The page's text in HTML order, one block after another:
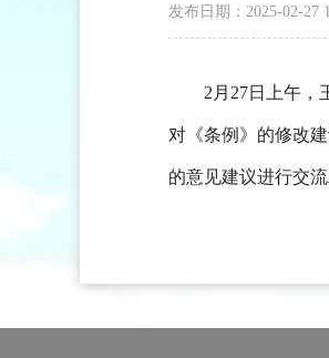
发布日期：2025-02-
2月27日上午，
对《条例》的修改
的意见建议进行交流